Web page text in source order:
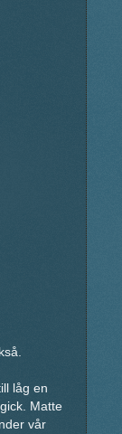
låg en
Matte
vår